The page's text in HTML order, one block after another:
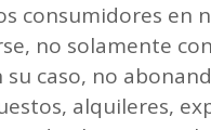
consumidores en
no solamente
caso, no
alquileres,